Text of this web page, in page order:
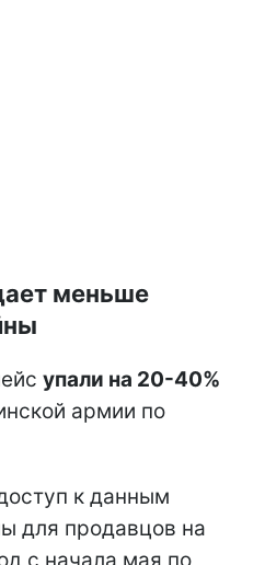
меньше
упали на 20-40%
армии по
к данным
для продавцов на
с начала мая по